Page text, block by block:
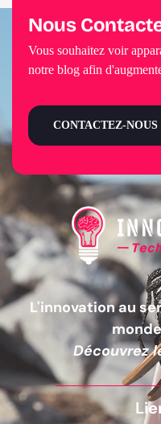
L'innovation au
Découvrez
Nous
Vous souhaitez voir
notre blog afin
CONTACTEZ-NOUS